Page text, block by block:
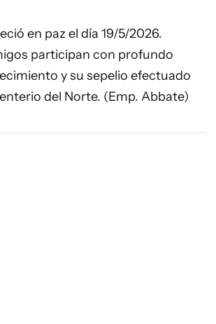
en paz el día 19/5/2026.
participan con profundo
y su sepelio efectuado
del Norte. (Emp. Abbate)